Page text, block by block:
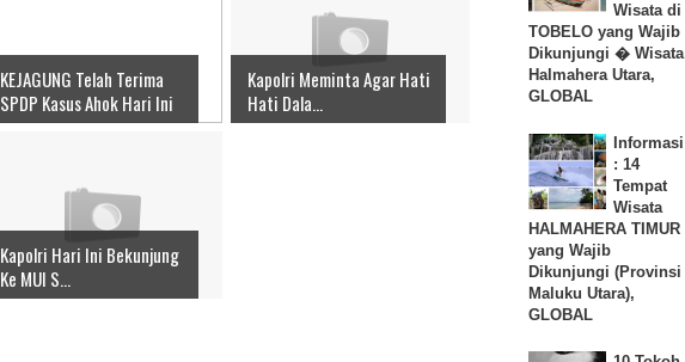
Wisata di
TOBELO yang Wajib
Dikunjungi � Wisata
Halmahera Utara,
GLOBAL
Informasi
: 14
Tempat
Wisata
HALMAHERA TIMUR
yang Wajib
Dikunjungi (Provinsi
Maluku Utara),
GLOBAL
KEJAGUNG Telah Terima
SPDP Kasus Ahok Hari Ini
Kapolri Meminta Agar Hati
Hati Dala...
Kapolri Hari Ini Bekunjung
Ke MUI S...